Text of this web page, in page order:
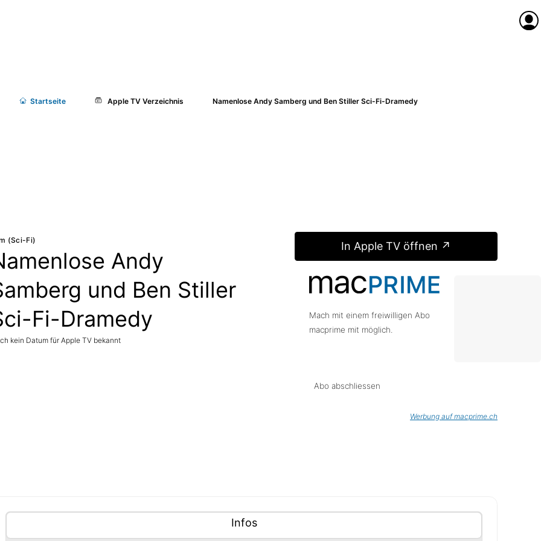
Startseite Apple TV Verzeichnis Namenlose Andy Samberg und Ben Stiller Sci-Fi-Dramedy
(Sci-Fi)
Andy
und Ben Stiller
Fi-Dramedy
kein Datum für Apple TV bekannt
In Apple TV öffnen ↗
Mach mit einem freiwilligen Abo
macprime mit möglich.
Abo abschliessen
Werbung auf macprime.ch
(Tabliste)
Tablisten-Controls
Panel mit
Infosanzeigen